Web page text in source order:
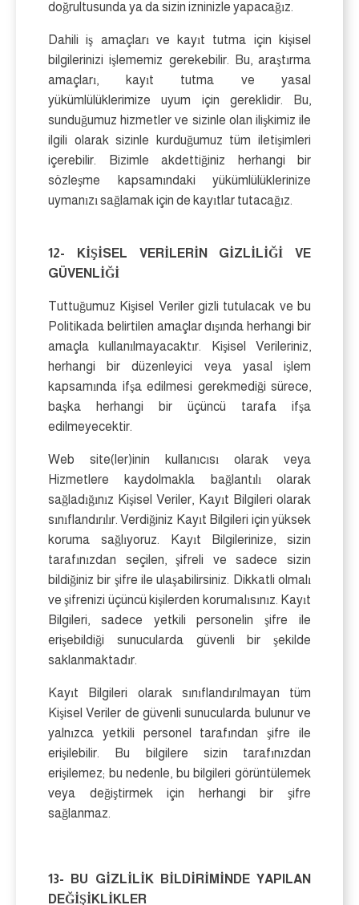
doğrultusunda ya da sizin izninizle yapacağız.
Dahili iş amaçları ve kayıt tutma için kişisel
bilgilerinizi işlememiz gerekebilir. Bu, araştırma
amaçları, kayıt tutma ve yasal
yükümlülüklerimize uyum için gereklidir. Bu,
sunduğumuz hizmetler ve sizinle olan ilişkimiz ile
ilgili olarak sizinle kurduğumuz tüm iletişimleri
içerebilir. Bizimle akdettiğiniz herhangi bir
sözleşme kapsamındaki yükümlülüklerinize
uymanızı sağlamak için de kayıtlar tutacağız.
12- KİŞİSEL VERİLERİN GİZLİLİĞİ VE
GÜVENLİĞİ
Tuttuğumuz Kişisel Veriler gizli tutulacak ve bu
Politikada belirtilen amaçlar dışında herhangi bir
amaçla kullanılmayacaktır. Kişisel Verileriniz,
herhangi bir düzenleyici veya yasal işlem
kapsamında ifşa edilmesi gerekmediği sürece,
başka herhangi bir üçüncü tarafa ifşa
edilmeyecektir.
Web site(ler)inin kullanıcısı olarak veya
Hizmetlere kaydolmakla bağlantılı olarak
sağladığınız Kişisel Veriler, Kayıt Bilgileri olarak
sınıflandırılır. Verdiğiniz Kayıt Bilgileri için yüksek
koruma sağlıyoruz. Kayıt Bilgilerinize, sizin
tarafınızdan seçilen, şifreli ve sadece sizin
bildiğiniz bir şifre ile ulaşabilirsiniz. Dikkatli olmalı
ve şifrenizi üçüncü kişilerden korumalısınız. Kayıt
Bilgileri, sadece yetkili personelin şifre ile
erişebildiği sunucularda güvenli bir şekilde
saklanmaktadır.
Kayıt Bilgileri olarak sınıflandırılmayan tüm
Kişisel Veriler de güvenli sunucularda bulunur ve
yalnızca yetkili personel tarafından şifre ile
erişilebilir. Bu bilgilere sizin tarafınızdan
erişilemez; bu nedenle, bu bilgileri görüntülemek
veya değiştirmek için herhangi bir şifre
sağlanmaz.
13- BU GİZLİLİK BİLDİRİMİNDE YAPILAN
DEĞİŞİKLİKLER